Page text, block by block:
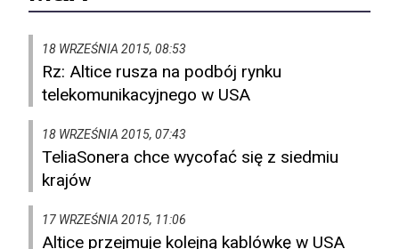
18 WRZEŚNIA 2015, 08:53
Rz: Altice rusza na podbój rynku
telekomunikacyjnego w USA
18 WRZEŚNIA 2015, 07:43
TeliaSonera chce wycofać się z siedmiu
krajów
17 WRZEŚNIA 2015, 11:06
Altice przejmuje kolejną kablówkę w USA